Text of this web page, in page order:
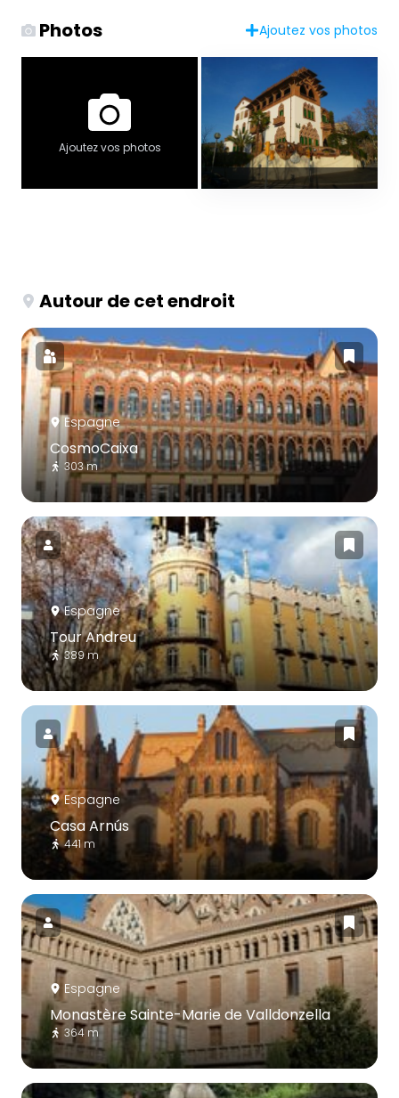
Photos Ajoutez vos photos
Ajoutez vos photos
Autour de cet endroit
Espagne
CosmoCaixa
303 m
Espagne
Tour Andreu
389 m
Espagne
Casa Arnús
441 m
Espagne
Monastère Sainte-Marie de Valldonzella
364 m